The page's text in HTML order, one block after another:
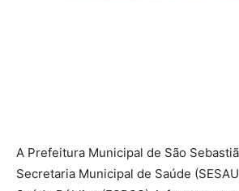
A Prefeitura Municipal de São
Secretaria Municipal de Saúde